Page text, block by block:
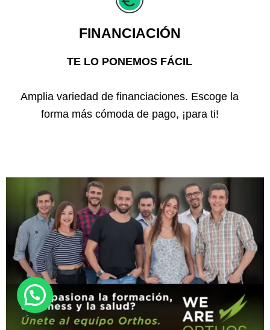
FINANCIACIÓN
TE LO PONEMOS FÁCIL
Amplia variedad de financiaciones. Escoge la
forma más cómoda de pago, ¡para ti!